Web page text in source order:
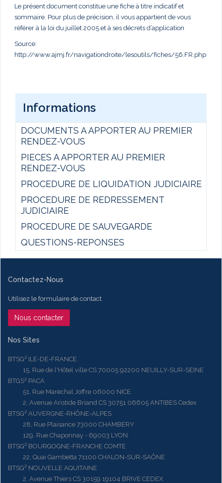
Le présent document constitue une fiche à titre indicatif et
sommaire. Pour plus de précision, il vous appartient de vous
référer à la loi du juillet 2005 et à ses décrets d’application
Source:
http://www.ajmj.fr/navigationdroite/lesoutils/fiches/56.FR.php
Informations
DOCUMENTS A APPORTER AU PREMIER
RENDEZ-VOUS
PIECES A APPORTER AU PREMIER
RENDEZ-VOUS
PROCEDURE DE LIQUIDATION JUDICIAIRE
PROCEDURE DE REDRESSEMENT
JUDICIAIRE
PROCEDURE DE SAUVEGARDE
QUESTIONS-REPONSES
Contactez-Nous
Utilisez le formulaire de contact
Nous contacter
Nos Sites
BTSG² ILE-DE-FRANCE
15, Rue de l'Hôtel ville CS 70005 92200 NEUILLY-SUR-SEINE
BTGS² PACA
51, Rue Maréchal Joffre 06000 NICE
2, Avenue Aristide Briand CS 30751 06605 ANTIBES Cedex
BTSG² AUVERGNE-RHÔNE-ALPES
28, Rue Plaisance 73000 CHAMBERY
129, Rue Chaponnay - 69003 LYON
BTSG² BOURGOGNE-FRANCHE COMTE
22, Quai Gambetta 71100 CHALON-SUR-SAÔNE
BTSG² NOUVELLE AQUITAINE
2, Avenue Thiers CS 30159 19104 BRIVE CEDEX